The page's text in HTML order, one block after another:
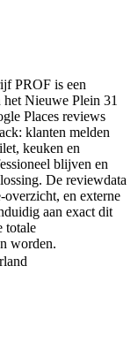
PROF is een
Nieuwe Plein 31
Places reviews
klanten melden
keuken en
blijven en
De reviewdata
overzicht, en externe
aan exact dit
totale
worden.